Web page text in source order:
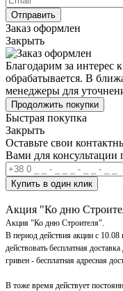
Отправить
Заказ оформлен
Закрыть
Благодарим за интерес
обрабатывается. В
менеджеры для
Продолжить покупки
Быстрая покупка
Закрыть
Оставьте свои
Вами для
Купить в один клик
Акция "Ко дню
Акция "Ко дню Строителя".
В период действия акции с
действовать бесплатная
гривен - бесплатная адресная
В тоже время действует